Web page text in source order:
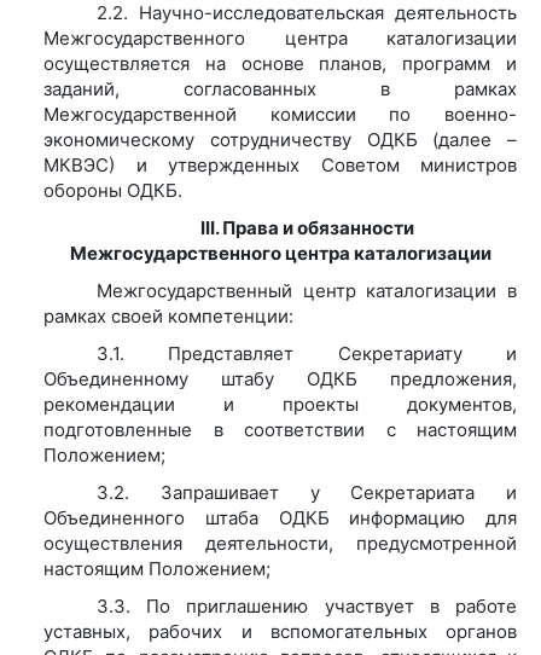
2.2. Научно-исследовательская деятельность
Межгосударственного центра каталогизации
осуществляется на основе планов, программ и
заданий, согласованных в рамках
Межгосударственной комиссии по военно-
экономическому сотрудничеству ОДКБ (далее –
МКВЭС) и утвержденных Советом министров
обороны ОДКБ.
III. Права и обязанности
Межгосударственного центра каталогизации
Межгосударственный центр каталогизации в
рамках своей компетенции:
3.1. Представляет Секретариату и
Объединенному штабу ОДКБ предложения,
рекомендации и проекты документов,
подготовленные в соответствии с настоящим
Положением;
3.2. Запрашивает у Секретариата и
Объединенного штаба ОДКБ информацию для
осуществления деятельности, предусмотренной
настоящим Положением;
3.3. По приглашению участвует в работе
уставных, рабочих и вспомогательных органов